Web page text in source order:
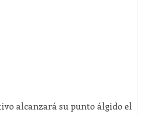
alcanzará su punto álgido el